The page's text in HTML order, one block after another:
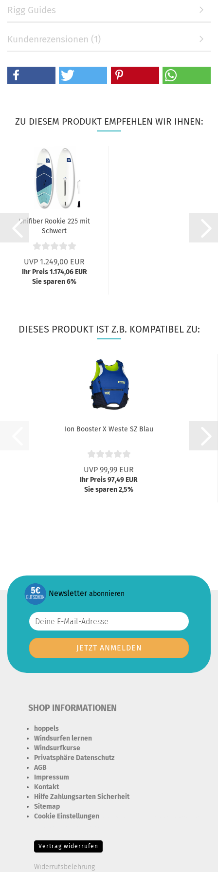
Rigg Guides
Kundenrezensionen (1)
ZU DIESEM PRODUKT EMPFEHLEN WIR IHNEN:
Unifiber Rookie 225 mit
Schwert
UVP 1.249,00 EUR
Ihr Preis 1.174,06 EUR
Sie sparen 6%
DIESES PRODUKT IST Z.B. KOMPATIBEL ZU:
Ion Booster X Weste SZ Blau
UVP 99,99 EUR
Ihr Preis 97,49 EUR
Sie sparen 2,5%
Newsletter abonnieren
SHOP INFORMATIONEN
hoppels
Windsurfen lernen
Windsurfkurse
Privatsphäre Datenschutz
AGB
Impressum
Kontakt
Hilfe Zahlungsarten Sicherheit
Sitemap
Cookie Einstellungen
Vertrag widerrufen
Widerrufsbelehrung